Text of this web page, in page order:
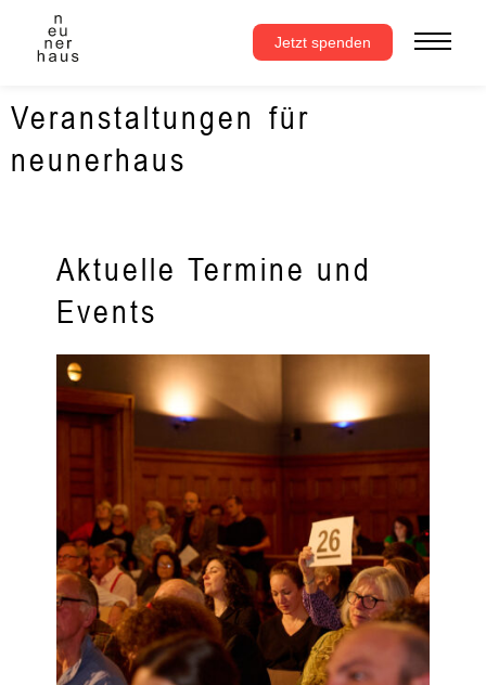
springen
Jetzt spenden
Veranstaltungen für
neunerhaus
Aktuelle Termine und
Events